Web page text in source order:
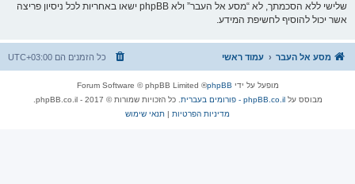
שלישי ללא הסכמתך, לא “מסע אל העבר” ולא phpBB ישאו באחריות לכל ניסיון פריצה
אשר יכול להוסיף לחשיפת המידע.
מסע אל העבר עמוד ראשי כל הזמנים הם UTC+03:00
מופעל על ידי phpBB
® Forum Software © phpBB Limited
מבוסס עלphpBB.co.il - פורומים בעברית
. כל הזכויות שמורות © 2017 - phpBB.co.il.
מדיניות הפרטיות | תנאי שימוש